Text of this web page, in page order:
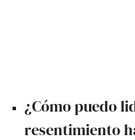
¿Cómo puedo
resentimiento